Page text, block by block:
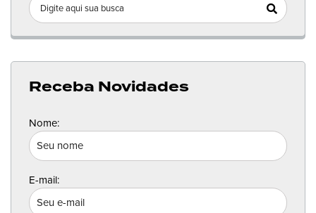
Receba Novidades
Nome:
E-mail: